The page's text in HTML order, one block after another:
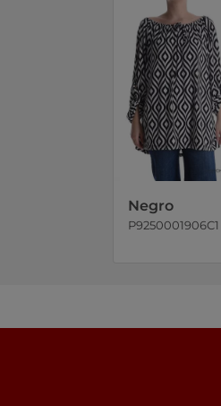
Negro
P9250001906C1